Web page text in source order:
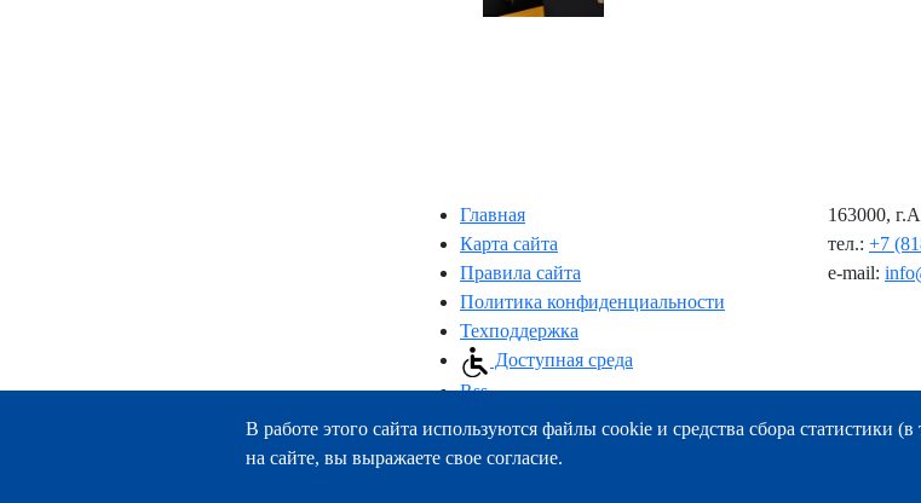
Главная
Карта сайта
Правила сайта
Политика конфиденциальности
Техподдержка
Доступная среда
Rss
163000,
тел.: +7
e-mail:
В работе этого сайта используются файлы cookie и средства сбора статистики
на сайте, вы выражаете свое согласие.